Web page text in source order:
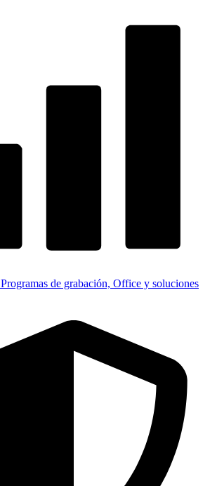
Programas de grabación, Office y soluciones